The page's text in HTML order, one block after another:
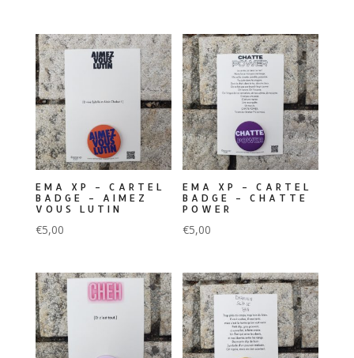
EMA XP – CARTEL
BADGE – AIMEZ
VOUS LUTIN
€5,00
EMA XP – CARTEL
BADGE – CHATTE
POWER
€5,00